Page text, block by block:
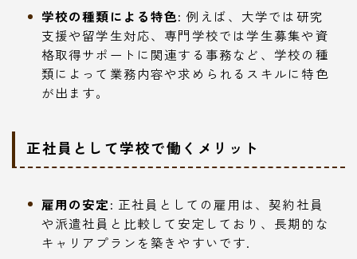
学校の種類による特色: 例えば、大学では研究
支援や留学生対応、専門学校では学生募集や資
格取得サポートに関連する事務など、学校の種
類によって業務内容や求められるスキルに特色
が出ます。
正社員として学校で働くメリット
雇用の安定: 正社員としての雇用は、契約社員
や派遣社員と比較して安定しており、長期的な
キャリアプランを築きやすいです.